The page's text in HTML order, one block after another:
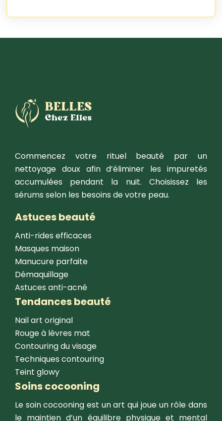
Commencez votre rituel beauté par un
nettoyage doux afin d’éliminer les impuretés
accumulées pendant la nuit. Choisissez les
sérums selon les besoins de votre peau.
Astuces beauté
Anti-rides efficaces
Masques maison
Manucure parfaite
Démaquillage
Astuces anti-acné
Tendances beauté
Nail art original
Rouge à lèvres mat
Contouring du visage
Techniques contouring
Teint glowy
Soins cocooning
Le soin cocooning est un art qui joue un rôle dans
le maintien d’un équilibre physique et mental